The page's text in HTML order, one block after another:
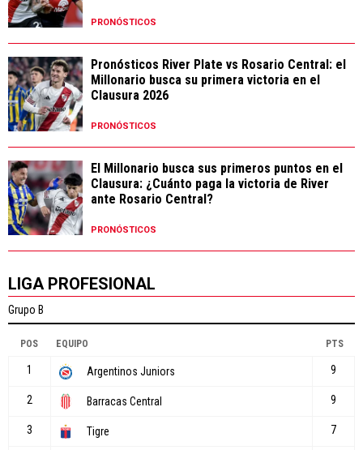
PRONÓSTICOS
Pronósticos River Plate vs Rosario Central: el
Millonario busca su primera victoria en el
Clausura 2026
PRONÓSTICOS
El Millonario busca sus primeros puntos en el
Clausura: ¿Cuánto paga la victoria de River
ante Rosario Central?
PRONÓSTICOS
LIGA PROFESIONAL